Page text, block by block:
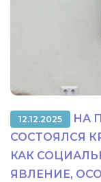
12.12.2025
НА
СОСТОЯЛСЯ
КАК
ЯВЛЕНИЕ,